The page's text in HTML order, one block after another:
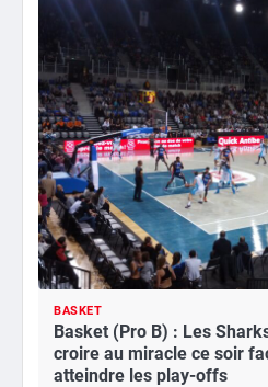
BASKET
Basket (Pro B) : Les
croire au miracle ce soir
atteindre les play-offs